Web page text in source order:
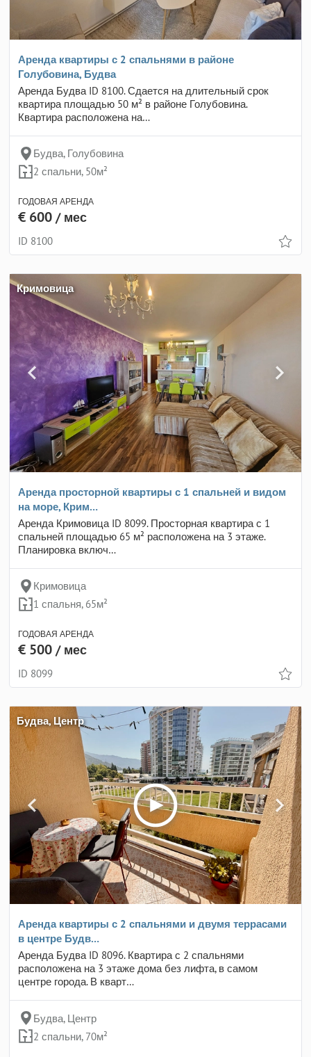
Аренда квартиры с 2 спальнями в районе
Голубовина, Будва
Аренда Будва ID 8100. Сдается на длительный срок
квартира площадью 50 м² в районе Голубовина.
Квартира расположена на…
Будва, Голубовина
2 спальни, 50м²
ГОДОВАЯ АРЕНДА
€ 600 / мес
ID 8100
Кримовица
Аренда просторной квартиры с 1 спальней и видом
на море, Крим…
Аренда Кримовица ID 8099. Просторная квартира с 1
спальней площадью 65 м² расположена на 3 этаже.
Планировка включ…
Кримовица
1 спальня, 65м²
ГОДОВАЯ АРЕНДА
€ 500 / мес
ID 8099
Будва, Центр
Аренда квартиры с 2 спальнями и двумя террасами
в центре Будв…
Аренда Будва ID 8096. Квартира с 2 спальнями
расположена на 3 этаже дома без лифта, в самом
центре города. В кварт…
Будва, Центр
2 спальни, 70м²